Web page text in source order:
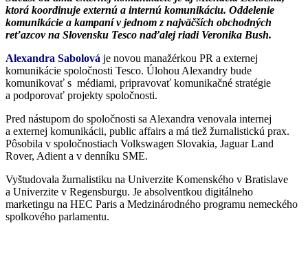
ktorá koordinuje externú a internú komunikáciu. Oddelenie
komunikácie a kampaní v jednom z najväčších obchodných
reťazcov na Slovensku Tesco naďalej riadi Veronika Bush.
Alexandra Sabolová je novou manažérkou PR a externej
komunikácie spoločnosti Tesco. Úlohou Alexandry bude
komunikovať s médiami, pripravovať komunikačné stratégie
a podporovať projekty spoločnosti.
Pred nástupom do spoločnosti sa Alexandra venovala internej
a externej komunikácii, public affairs a má tiež žurnalistickú prax.
Pôsobila v spoločnostiach Volkswagen Slovakia, Jaguar Land
Rover, Adient a v denníku SME.
Vyštudovala žurnalistiku na Univerzite Komenského v Bratislave
a Univerzite v Regensburgu. Je absolventkou digitálneho
marketingu na HEC Paris a Medzinárodného programu nemeckého
spolkového parlamentu.